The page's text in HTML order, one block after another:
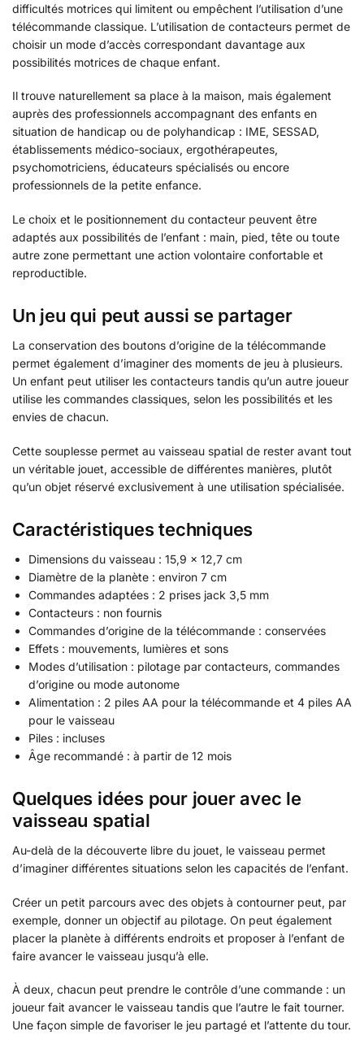
difficultés motrices qui limitent ou empêchent l’utilisation d’une
télécommande classique. L’utilisation de contacteurs permet de
choisir un mode d’accès correspondant davantage aux
possibilités motrices de chaque enfant.
Il trouve naturellement sa place à la maison, mais également
auprès des professionnels accompagnant des enfants en
situation de handicap ou de polyhandicap : IME, SESSAD,
établissements médico-sociaux, ergothérapeutes,
psychomotriciens, éducateurs spécialisés ou encore
professionnels de la petite enfance.
Le choix et le positionnement du contacteur peuvent être
adaptés aux possibilités de l’enfant : main, pied, tête ou toute
autre zone permettant une action volontaire confortable et
reproductible.
Un jeu qui peut aussi se partager
La conservation des boutons d’origine de la télécommande
permet également d’imaginer des moments de jeu à plusieurs.
Un enfant peut utiliser les contacteurs tandis qu’un autre joueur
utilise les commandes classiques, selon les possibilités et les
envies de chacun.
Cette souplesse permet au vaisseau spatial de rester avant tout
un véritable jouet, accessible de différentes manières, plutôt
qu’un objet réservé exclusivement à une utilisation spécialisée.
Caractéristiques techniques
Dimensions du vaisseau : 15,9 × 12,7 cm
Diamètre de la planète : environ 7 cm
Commandes adaptées : 2 prises jack 3,5 mm
Contacteurs : non fournis
Commandes d’origine de la télécommande : conservées
Effets : mouvements, lumières et sons
Modes d’utilisation : pilotage par contacteurs, commandes
d’origine ou mode autonome
Alimentation : 2 piles AA pour la télécommande et 4 piles AA
pour le vaisseau
Piles : incluses
Âge recommandé : à partir de 12 mois
Quelques idées pour jouer avec le
vaisseau spatial
Au-delà de la découverte libre du jouet, le vaisseau permet
d’imaginer différentes situations selon les capacités de l’enfant.
Créer un petit parcours avec des objets à contourner peut, par
exemple, donner un objectif au pilotage. On peut également
placer la planète à différents endroits et proposer à l’enfant de
faire avancer le vaisseau jusqu’à elle.
À deux, chacun peut prendre le contrôle d’une commande : un
joueur fait avancer le vaisseau tandis que l’autre le fait tourner.
Une façon simple de favoriser le jeu partagé et l’attente du tour.